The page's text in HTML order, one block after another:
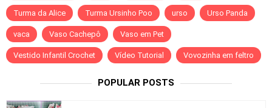
Turma da Alice Turma Ursinho Poo urso Urso Panda
vaca Vaso Cachepô Vaso em Pet
Vestido Infantil Crochet Vídeo Tutorial Vovozinha em feltro
POPULAR POSTS